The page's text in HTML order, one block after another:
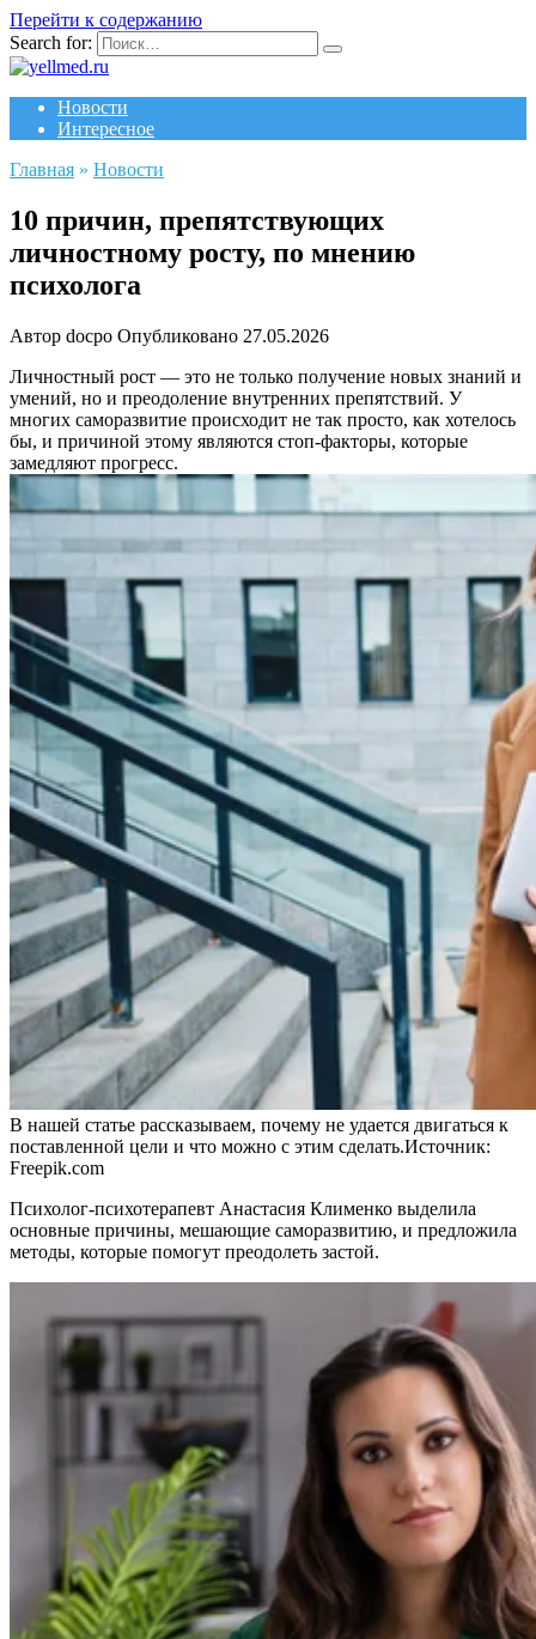
Перейти к содержанию
Search for:
Новости
Интересное
Главная » Новости
10 причин, препятствующих
личностному росту, по мнению
психолога
Автор docpo Опубликовано 27.05.2026
Личностный рост — это не только получение новых знаний и
умений, но и преодоление внутренних препятствий. У
многих саморазвитие происходит не так просто, как хотелось
бы, и причиной этому являются стоп-факторы, которые
замедляют прогресс.
В нашей статье рассказываем, почему не удается двигаться к
поставленной цели и что можно с этим сделать.Источник:
Freepik.com
Психолог-психотерапевт Анастасия Клименко выделила
основные причины, мешающие саморазвитию, и предложила
методы, которые помогут преодолеть застой.